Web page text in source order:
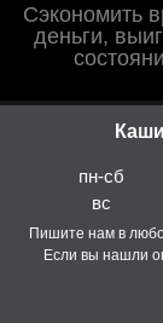
Сэкономить
деньги,
пн-сб
вс
Пишите нам в
Если вы нашли